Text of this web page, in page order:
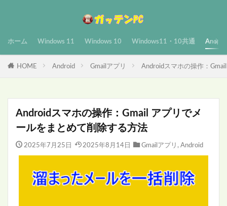
ホーム Windows 11 Windows 10 Windows11・10共通
HOME Android Gmailアプリ Androidスマホの操作：
Androidスマホの操作：Gmail アプリでメ
ールをまとめて削除する方法
2025年7月25日 2025年8月14日 Gmailアプリ , Android